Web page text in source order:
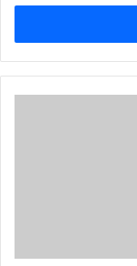
adresse